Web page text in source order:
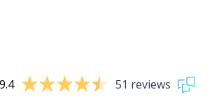
9.4 51 reviews